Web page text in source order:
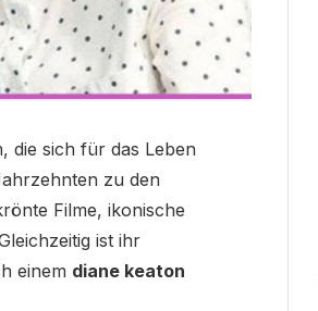
die sich für das Leben
zu den
Filme, ikonische
ist ihr
einem diane keaton